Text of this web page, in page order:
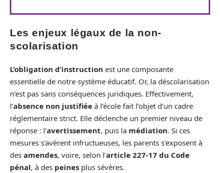
Les enjeux légaux de la non-
scolarisation
L’obligation d’instruction est une composante
essentielle de notre système éducatif. Or, la déscolarisation
n’est pas sans conséquences juridiques. Effectivement,
l’absence non justifiée à l’école fait l’objet d’un cadre
réglementaire strict. Elle déclenche un premier niveau de
réponse : l’avertissement, puis la médiation. Si ces
mesures s’avèrent infructueuses, les parents s’exposent à
des amendes, voire, selon l’article 227-17 du Code
pénal, à des peines plus sévères.